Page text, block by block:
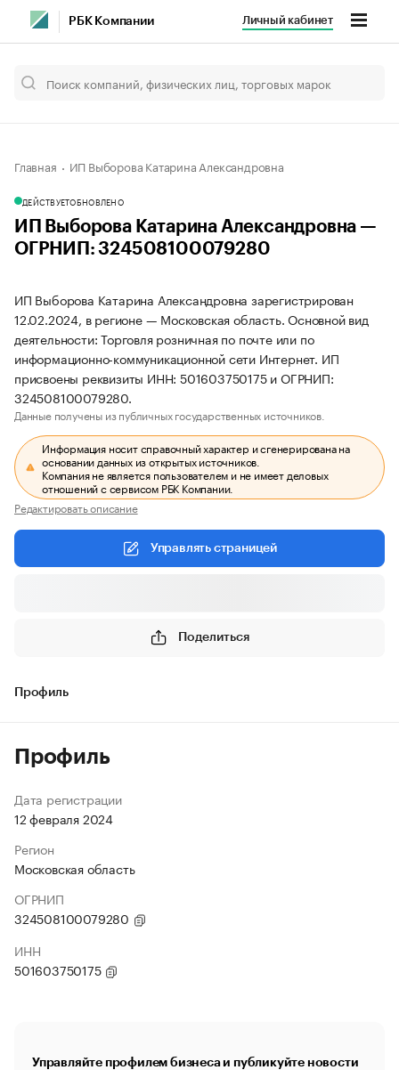
РБК Компании Личный кабинет
Главная ИП Выборова Катарина Александровна
ДЕЙСТВУЕТОБНОВЛЕНО
ИП Выборова Катарина Александровна —
ОГРНИП: 324508100079280
ИП Выборова Катарина Александровна зарегистрирован
12.02.2024, в регионе — Московская область. Основной вид
деятельности: Торговля розничная по почте или по
информационно-коммуникационной сети Интернет. ИП
присвоены реквизиты ИНН: 501603750175 и ОГРНИП:
324508100079280.
Данные получены из публичных государственных источников.
Информация носит справочный характер и сгенерирована на
основании данных из открытых источников.
Компания не является пользователем и не имеет деловых
отношений с сервисом РБК Компании.
Редактировать описание
Управлять страницей
Поделиться
Профиль
Профиль
Дата регистрации
12 февраля 2024
Регион
Московская область
ОГРНИП
324508100079280
ИНН
501603750175
Управляйте профилем бизнеса и публикуйте новости